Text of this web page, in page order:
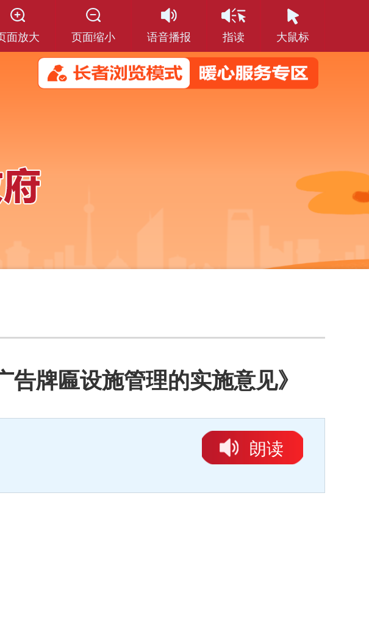
面放大 页面缩小 语音播报 指读 大鼠标
牌匾设施管理的实施意见》
朗读